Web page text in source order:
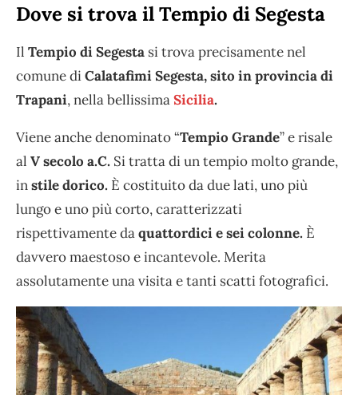
Dove si trova il Tempio di Segesta
Il Tempio di Segesta si trova precisamente nel
comune diCalatafimi Segesta, sito in provincia di
Trapani, nella bellissimaSicilia.
Viene anche denominato “Tempio Grande” e risale
al V secolo a.C. Si tratta di un tempio molto grande,
instile dorico. È costituito da due lati, uno più
lungo e uno più corto, caratterizzati
rispettivamente daquattordici e sei colonne. È
davvero maestoso e incantevole. Merita
assolutamente una visita e tanti scatti fotografici.